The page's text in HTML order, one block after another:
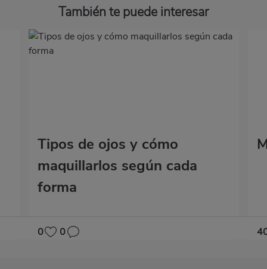
También te puede interesar
Tipos de ojos y cómo
maquillarlos según cada
forma
0 0